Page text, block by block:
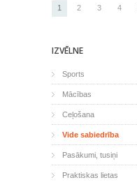
1 2 3 4
IZVĒLNE
Sports
Mācības
Ceļošana
Vide sabiedrība
Pasākumi, tusiņi
Praktiskas lietas